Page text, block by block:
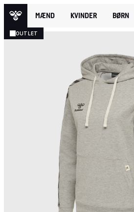
MÆND KVINDER BØRN
OUTLET